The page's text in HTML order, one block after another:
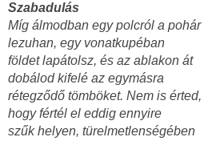
Szabadulás
Míg álmodban egy polcról a pohár
lezuhan, egy vonatkupéban
földet lapátolsz, és az ablakon át
dobálod kifelé az egymásra
rétegződő tömböket. Nem is érted,
hogy fértél el eddig ennyire
szűk helyen, türelmetlenségében